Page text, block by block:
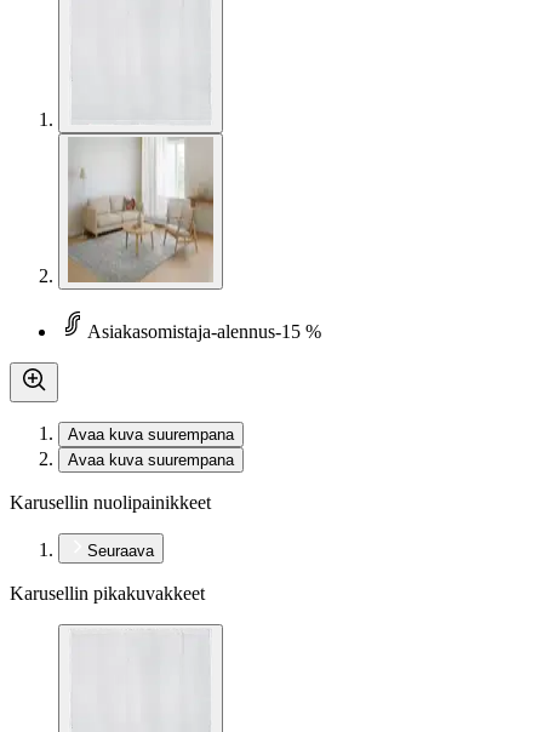
Asiakasomistaja-alennus-15 %
Avaa kuva suurempana
Avaa kuva suurempana
Karusellin nuolipainikkeet
Seuraava
Karusellin pikakuvakkeet